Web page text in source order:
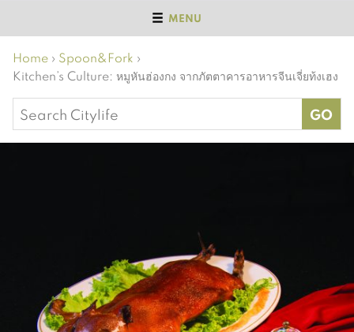
MENU
Home › Spoon&Fork ›
Kitchen’s Culture: หมูหันฮ่องกง จากภัตตาคารอาหารจีนเจี่ยท้งเฮง
Search
for: